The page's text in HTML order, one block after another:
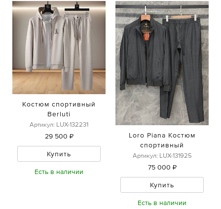
Костюм спортивный
Berluti
Артикул: LUX-132231
29 500 ₽
Купить
Есть в наличии
Loro Piana Костюм
спортивный
Артикул: LUX-131925
75 000 ₽
Купить
Есть в наличии